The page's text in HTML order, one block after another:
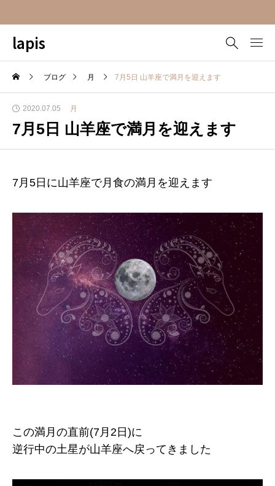
lapis
ブログ 月 7月5日 山羊座で満月を迎えます
2020.07.05 月
7月5日 山羊座で満月を迎えます
7月5日に山羊座で月食の満月を迎えます
この満月の直前(7月2日)に
逆行中の土星が山羊座へ戻ってきました